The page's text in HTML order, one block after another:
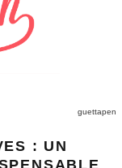
guettapen
: UN